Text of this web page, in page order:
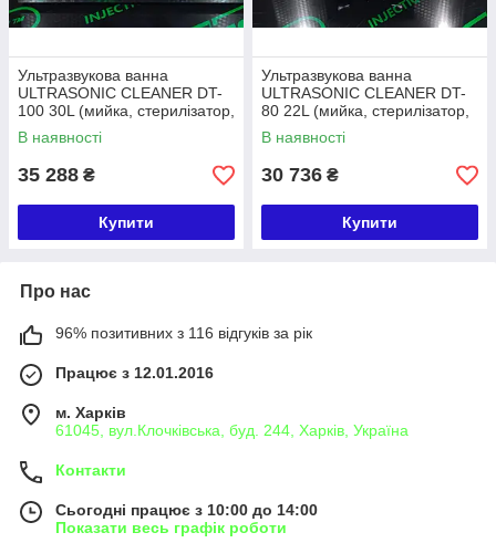
Ультразвукова ванна
ULTRASONIC CLEANER DT-
100 30L (мийка, стерилізатор,
очищувач)
В наявності
35 288 ₴
Купити
Ультразвукова ванна
ULTRASONIC CLEANER DT-
80 22L (мийка, стерилізатор,
очищувач)
В наявності
30 736 ₴
Купити
Про нас
96% позитивних з 116 відгуків за рік
Працює з 12.01.2016
м. Харків
61045, вул.Клочківська, буд. 244, Харків, Україна
Контакти
Сьогодні працює з 10:00 до 14:00
Показати весь графік роботи